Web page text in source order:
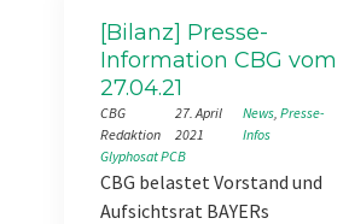
[Bilanz] Presse-
Information CBG vom
27.04.21
CBG
Redaktion
27. April
2021
News, Presse-
Infos
GlyphosatPCB
CBG belastet Vorstand und
Aufsichtsrat BAYERs